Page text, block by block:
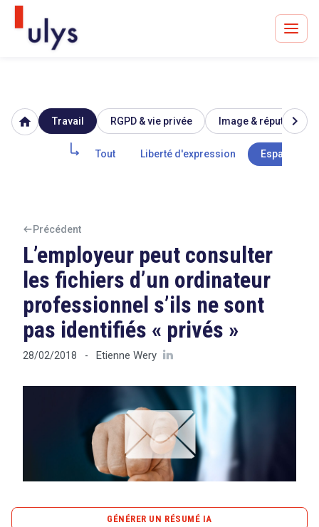
Avocats à Paris & Bruxelles
Leader en droit de l'innovation depuis 30 ans
Tout sur le RGPD
Rechercher
CONTACT
home Travail RGPD & vie privée Image & réputation
Tout Liberté d'expression Espace
chevron_right
Précédent
L’employeur peut consulter
les fichiers d’un ordinateur
professionnel s’ils ne sont
pas identifiés « privés »
28/02/2018 - Etienne Wery
GÉNÉRER UN RÉSUMÉ IA